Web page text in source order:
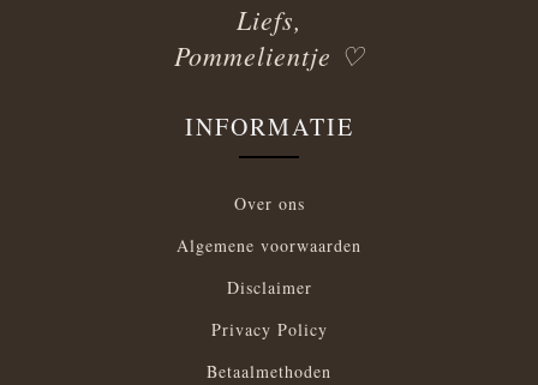
Liefs,
Pommelientje ♡
INFORMATIE
Over ons
Algemene voorwaarden
Disclaimer
Privacy Policy
Betaalmethoden